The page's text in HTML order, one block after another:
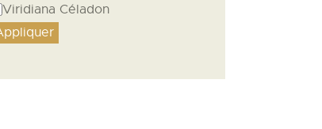
Viridiana Céladon